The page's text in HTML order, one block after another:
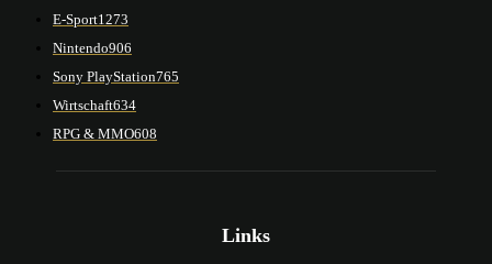
E-Sport1273
Nintendo906
Sony PlayStation765
Wirtschaft634
RPG & MMO608
Links